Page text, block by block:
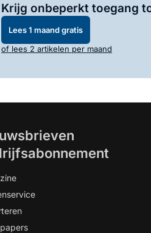
Krijg onbeperkt toegang
Lees 1 maand gratis
of lees 2 artikelen per maand